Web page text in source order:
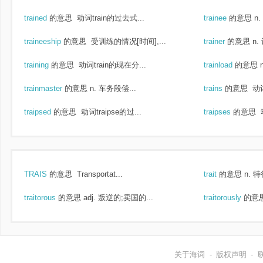
trained 的意思 动词train的过去式... trainee 的意思 n.
traineeship 的意思 受训练的情况[时间],... trainer 的意思 n.
training 的意思 动词train的现在分... trainload 的意思
trainmaster 的意思 n. 车务段偿... trains 的意思 动
traipsed 的意思 动词traipse的过... traipses 的意思
TRAIS 的意思 Transportat... trait 的意思 n. 特
traitorous 的意思 adj. 叛逆的;卖国的... traitorously 的意
关于海词 - 版权声明 -